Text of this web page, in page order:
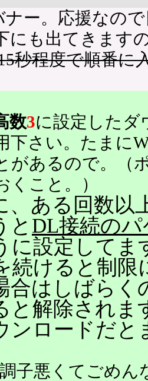
ナー。応援なの
にも出てきます
秒程度で順番に
数3に設定したダ
下さい。たまに
があるので。（
くこと。）
、ある回数以
と DL接続の
に設定してま
続けると制限
合はしばらく
と解除されま
ンロードだと
子悪くてごめん